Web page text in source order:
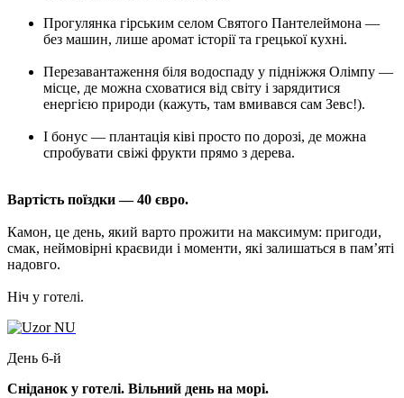
Прогулянка гірським селом Святого Пантелеймона —
без машин, лише аромат історії та грецької кухні.
Перезавантаження біля водоспаду у підніжжя Олімпу —
місце, де можна сховатися від світу і зарядитися
енергією природи (кажуть, там вмивався сам Зевс!).
І бонус — плантація ківі просто по дорозі, де можна
спробувати свіжі фрукти прямо з дерева.
Вартість поїздки — 40 євро.
Камон, це день, який варто прожити на максимум: пригоди,
смак, неймовірні краєвиди і моменти, які залишаться в пам’яті
надовго.
Ніч у готелі.
День 6-й
Cніданок у готелі. Вільний день на морі.